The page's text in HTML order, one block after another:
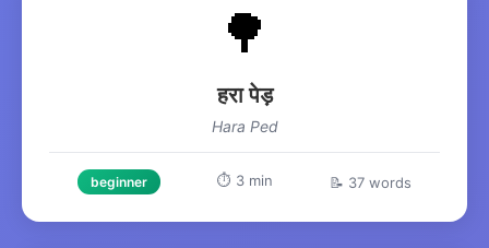
🌳
हरा पेड़
Hara Ped
beginner ⏱️ 3 min 📝 37 words